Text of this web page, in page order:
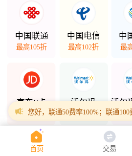
中国联通
最高105折
中国电信
最高102折
中
最
京东E卡
最高98折
沃尔玛
最高98.5折 最
您好，联通50费率100%；联通
首页 交易